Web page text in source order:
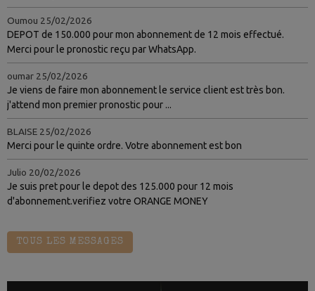
Oumou 25/02/2026
DEPOT de 150.000 pour mon abonnement de 12 mois effectué.
Merci pour le pronostic reçu par WhatsApp.
oumar 25/02/2026
Je viens de faire mon abonnement le service client est très bon.
j'attend mon premier pronostic pour ...
BLAISE 25/02/2026
Merci pour le quinte ordre. Votre abonnement est bon
Julio 20/02/2026
Je suis pret pour le depot des 125.000 pour 12 mois
d'abonnement.verifiez votre ORANGE MONEY
TOUS LES MESSAGES